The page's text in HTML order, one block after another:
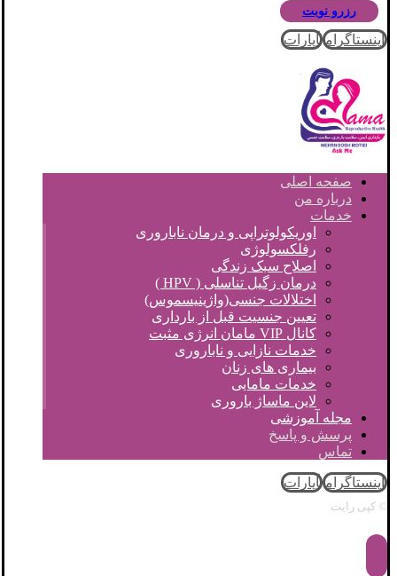
رزرو نوبت
اینستاگرام آپارات
صفحه اصلی
درباره من
خدمات
اوریکولوتراپی و درمان ناباروری
رفلکسولوژی
اصلاح سبک زندگی
درمان زگیل تناسلی ( HPV )
اختلالات جنسی(واژینیسموس)
تعیین جنسیت قبل از بارداری
کانال VIP مامان انرژی مثبت
خدمات نازایی و ناباروری
بیماری های زنان
خدمات مامایی
لاین ماساژ باروری
مجله آموزشی
پرسش و پاسخ
تماس
اینستاگرام آپارات
© کپی رایت